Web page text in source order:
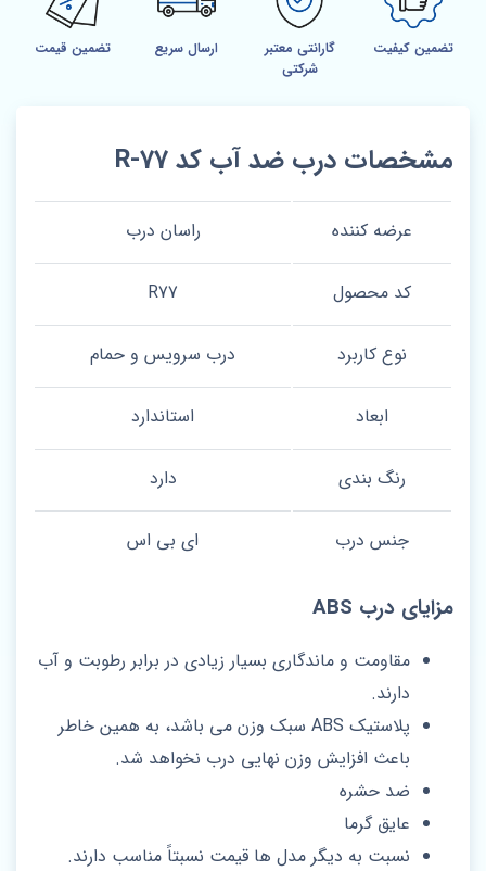
تضمین کیفیت
گارانتی معتبر
شرکتی
ارسال سریع تضمین قیمت
مشخصات درب ضد آب کد R-77
عرضه کننده راسان درب
کد محصول R77
نوع کاربرد درب سرویس و حمام
ابعاد استاندارد
رنگ بندی دارد
جنس درب ای بی اس
مزایای درب ABS
مقاومت و ماندگاری بسیار زیادی در برابر رطوبت و آب
دارند.
پلاستیک ABS سبک وزن می باشد، به همین خاطر
باعث افزایش وزن نهایی درب نخواهد شد.
ضد حشره
عایق گرما
نسبت به دیگر مدل ها قیمت نسبتاً مناسب دارند.